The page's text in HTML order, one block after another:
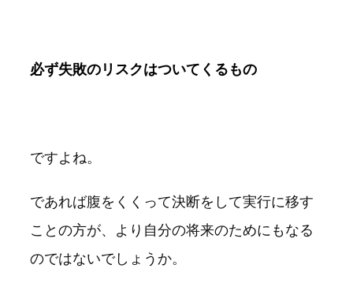
必ず失敗のリスクはついてくるもの
ですよね。
であれば腹をくくって決断をして実行に移す
ことの方が、より自分の将来のためにもなる
のではないでしょうか。